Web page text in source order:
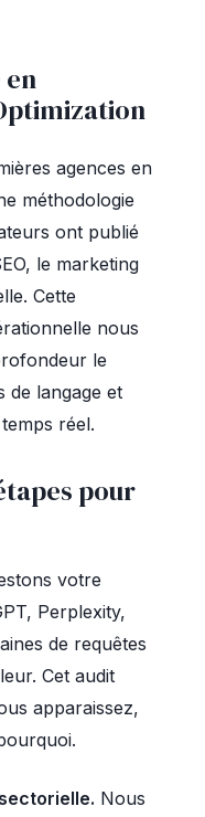
agences en
méthodologie
ont publié
le marketing
Cette
nous
le
de langage et
réel.
pour
votre
Perplexity,
de requêtes
Cet audit
apparaissez,
Nous